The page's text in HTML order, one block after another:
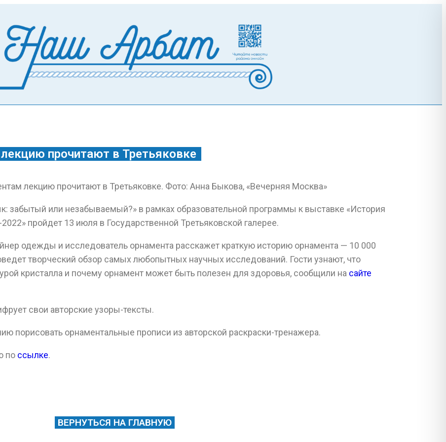
прочитают в Третьяковке
забытый или незабываемый?» в рамках образовательной программы к выставке «История
пройдет 13 июля в Государственной Третьяковской галерее.
одежды и исследователь орнамента расскажет краткую историю орнамента — 10 000
творческий обзор самых любопытных научных исследований. Гости узнают, что
кристалла и почему орнамент может быть полезен для здоровья, сообщили на сайте
свои авторские узоры-тексты.
порисовать орнаментальные прописи из авторской раскраски-тренажера.
по ссылке.
ВЕРНУТЬСЯ НА ГЛАВНУЮ